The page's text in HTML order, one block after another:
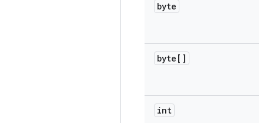
byte
byte[]
int